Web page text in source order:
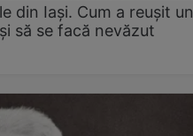
din Iași. Cum a reușit un
să se facă nevăzut